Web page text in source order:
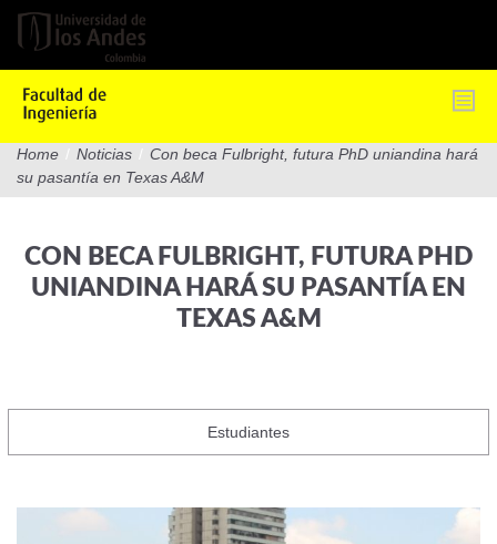
Pasar
contenido
Home / Noticias / Con beca Fulbright, futura PhD uniandina hará
su pasantía en Texas A&M
CON BECA FULBRIGHT, FUTURA PHD
UNIANDINA HARÁ SU PASANTÍA EN
TEXAS A&M
Estudiantes